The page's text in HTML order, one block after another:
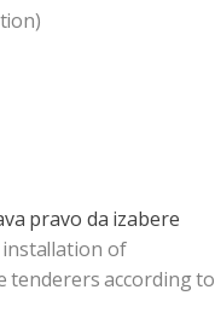
pravo da izabere
installation of
tenderers according to